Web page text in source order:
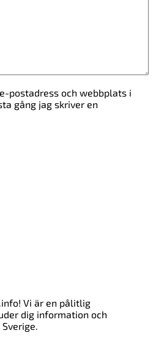
postadress och webbplats i
gång jag skriver en
Vi är en pålitlig
dig information och